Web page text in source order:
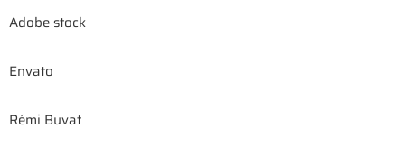
Adobe stock
Envato
Rémi Buvat